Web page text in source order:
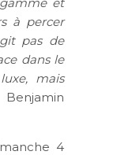
à percer
pas de
dans le
mais
4